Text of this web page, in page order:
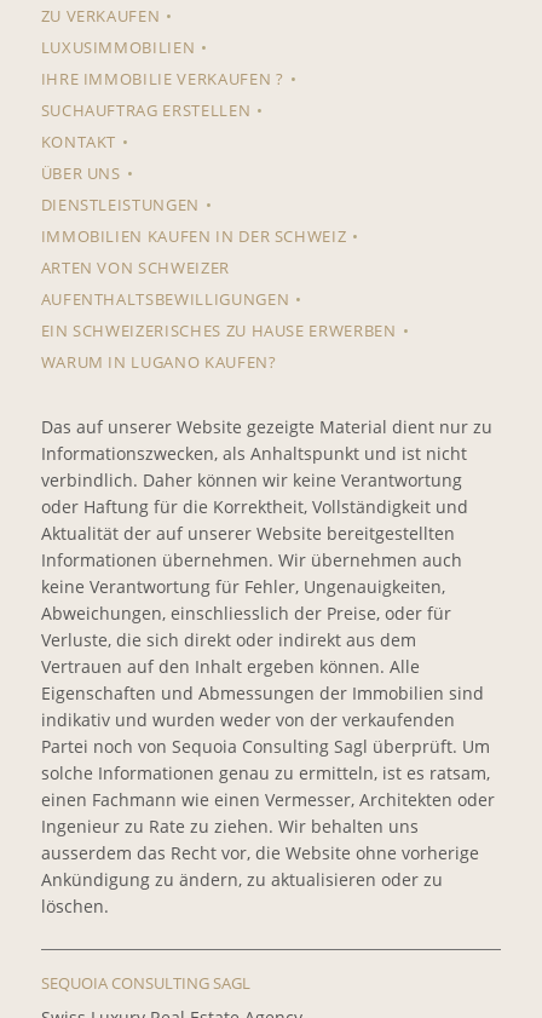
ZU VERKAUFEN
LUXUSIMMOBILIEN
IHRE IMMOBILIE VERKAUFEN ?
SUCHAUFTRAG ERSTELLEN
KONTAKT
ÜBER UNS
DIENSTLEISTUNGEN
IMMOBILIEN KAUFEN IN DER SCHWEIZ
ARTEN VON SCHWEIZER
AUFENTHALTSBEWILLIGUNGEN
EIN SCHWEIZERISCHES ZU HAUSE ERWERBEN
WARUM IN LUGANO KAUFEN?
Das auf unserer Website gezeigte Material dient nur zu
Informationszwecken, als Anhaltspunkt und ist nicht
verbindlich. Daher können wir keine Verantwortung
oder Haftung für die Korrektheit, Vollständigkeit und
Aktualität der auf unserer Website bereitgestellten
Informationen übernehmen. Wir übernehmen auch
keine Verantwortung für Fehler, Ungenauigkeiten,
Abweichungen, einschliesslich der Preise, oder für
Verluste, die sich direkt oder indirekt aus dem
Vertrauen auf den Inhalt ergeben können. Alle
Eigenschaften und Abmessungen der Immobilien sind
indikativ und wurden weder von der verkaufenden
Partei noch von Sequoia Consulting Sagl überprüft. Um
solche Informationen genau zu ermitteln, ist es ratsam,
einen Fachmann wie einen Vermesser, Architekten oder
Ingenieur zu Rate zu ziehen. Wir behalten uns
ausserdem das Recht vor, die Website ohne vorherige
Ankündigung zu ändern, zu aktualisieren oder zu
löschen.
SEQUOIA CONSULTING SAGL